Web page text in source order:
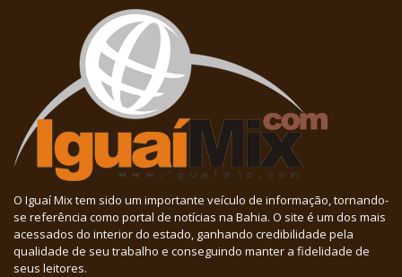
O Iguaí Mix tem sido um importante veículo de informação, tornando-
se referência como portal de notícias na Bahia. O site é um dos mais
acessados do interior do estado, ganhando credibilidade pela
qualidade de seu trabalho e conseguindo manter a fidelidade de
seus leitores.